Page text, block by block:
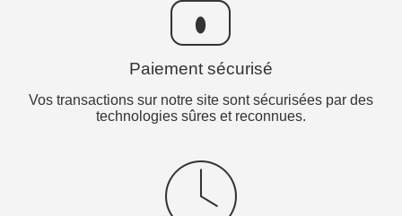
Paiement sécurisé
Vos transactions sur notre site sont sécurisées par des
technologies sûres et reconnues.